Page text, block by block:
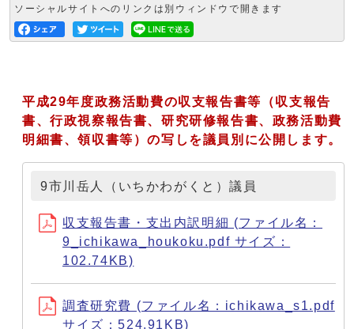
ソーシャルサイトへのリンクは別ウィンドウで開きます
平成29年度政務活動費の収支報告書等（収支報告
書、行政視察報告書、研究研修報告書、政務活動費
明細書、領収書等）の写しを議員別に公開します。
9市川岳人（いちかわがくと）議員
収支報告書・支出内訳明細 (ファイル名：
9_ichikawa_houkoku.pdf サイズ：
102.74KB)
調査研究費 (ファイル名：ichikawa_s1.pdf
サイズ：524.91KB)